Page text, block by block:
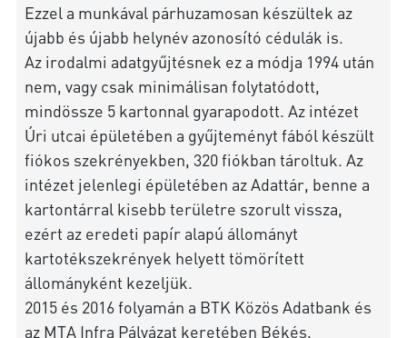
Ezzel a munkával párhuzamosan készültek az
újabb és újabb helynév azonosító cédulák is.
Az irodalmi adatgyűjtésnek ez a módja 1994 után
nem, vagy csak minimálisan folytatódott,
mindössze 5 kartonnal gyarapodott. Az intézet
Úri utcai épületében a gyűjteményt fából készült
fiókos szekrényekben, 320 fiókban tároltuk. Az
intézet jelenlegi épületében az Adattár, benne a
kartontárral kisebb területre szorult vissza,
ezért az eredeti papír alapú állományt
kartotékszekrények helyett tömörített
állományként kezeljük.
2015 és 2016 folyamán a BTK Közös Adatbank és
az MTA Infra Pályázat keretében Békés,